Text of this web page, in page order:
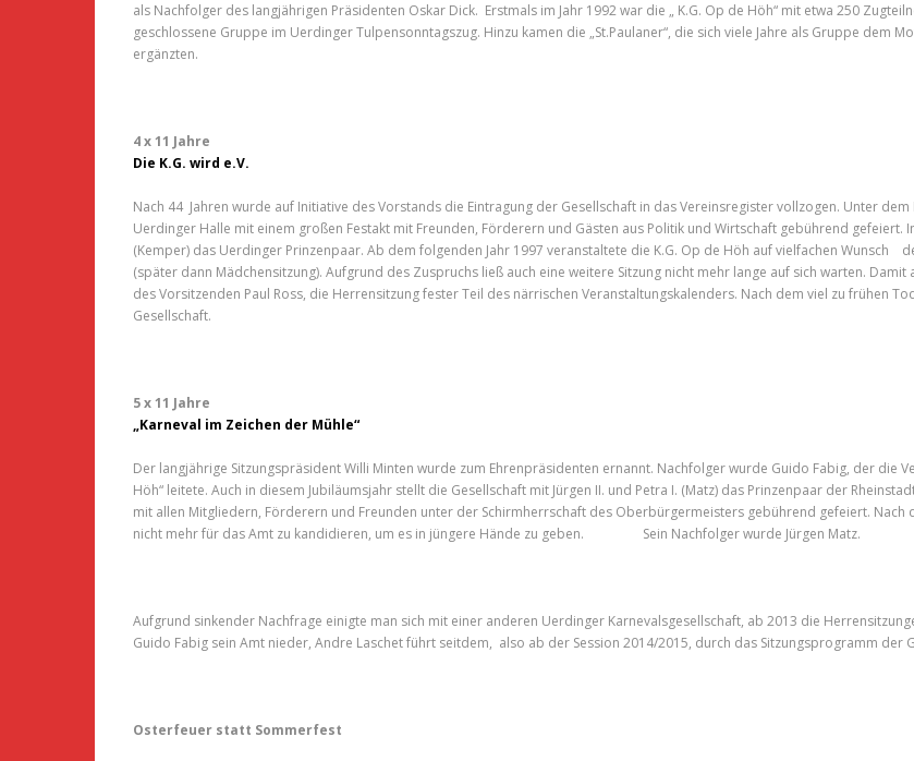
als Nachfolger des langjährigen Präsidenten Oskar Dick. Erstmals im Jahr 1992 war die „ K.G. Op de Höh“ mit etwa 250
geschlossene Gruppe im Uerdinger Tulpensonntagszug. Hinzu kamen die „St.Paulaner“, die sich viele Jahre als Gruppe dem
ergänzten.
4 x 11 Jahre
Die K.G. wird e.V.
Nach 44 Jahren wurde auf Initiative des Vorstands die Eintragung der Gesellschaft in das Vereinsregister vollzogen. Unter
Uerdinger Halle mit einem großen Festakt mit Freunden, Förderern und Gästen aus Politik und Wirtschaft gebührend gefeiert.
(Kemper) das Uerdinger Prinzenpaar. Ab dem folgenden Jahr 1997 veranstaltete die K.G. Op de Höh auf vielfachen Wunsch
(später dann Mädchensitzung). Aufgrund des Zuspruchs ließ auch eine weitere Sitzung nicht mehr lange auf sich warten.
des Vorsitzenden Paul Ross, die Herrensitzung fester Teil des närrischen Veranstaltungskalenders. Nach dem viel zu frühen
Gesellschaft.
5 x 11 Jahre
„Karneval im Zeichen der Mühle“
Der langjährige Sitzungspräsident Willi Minten wurde zum Ehrenpräsidenten ernannt. Nachfolger wurde Guido Fabig, der die
Höh“ leitete. Auch in diesem Jubiläumsjahr stellt die Gesellschaft mit Jürgen II. und Petra I. (Matz) das Prinzenpaar der
mit allen Mitgliedern, Förderern und Freunden unter der Schirmherrschaft des Oberbürgermeisters gebührend gefeiert.
nicht mehr für das Amt zu kandidieren, um es in jüngere Hände zu geben. Sein Nachfolger wurde Jürgen Matz.
Aufgrund sinkender Nachfrage einigte man sich mit einer anderen Uerdinger Karnevalsgesellschaft, ab 2013 die
Guido Fabig sein Amt nieder, Andre Laschet führt seitdem, also ab der Session 2014/2015, durch das Sitzungsprogramm der
Osterfeuer statt Sommerfest